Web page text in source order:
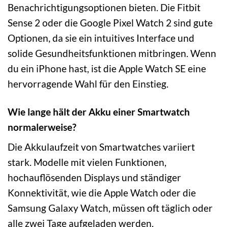
Benachrichtigungsoptionen bieten. Die Fitbit
Sense 2 oder die Google Pixel Watch 2 sind gute
Optionen, da sie ein intuitives Interface und
solide Gesundheitsfunktionen mitbringen. Wenn
du ein iPhone hast, ist die Apple Watch SE eine
hervorragende Wahl für den Einstieg.
Wie lange hält der Akku einer Smartwatch
normalerweise?
Die Akkulaufzeit von Smartwatches variiert
stark. Modelle mit vielen Funktionen,
hochauflösenden Displays und ständiger
Konnektivität, wie die Apple Watch oder die
Samsung Galaxy Watch, müssen oft täglich oder
alle zwei Tage aufgeladen werden.